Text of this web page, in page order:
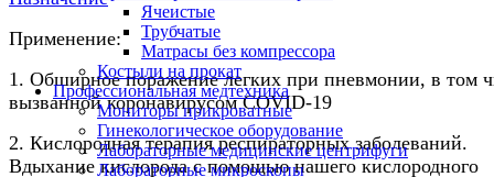
Ячеистые
Трубчатые
Матрасы без компрессора
Костыли на прокат
Профессиональная медтехника
Мониторы прикроватные
Гинекологическое оборудование
Лабораторные медицинские центрифуги
Лабораторные микроскопы
Применение:
1. Обширное поражение легких при пневмонии, в том
вызванной коронавирусом COVID-19
2. Кислородная терапия респираторных заболеваний.
Вдыхание кислорода с помощью нашего кислородного